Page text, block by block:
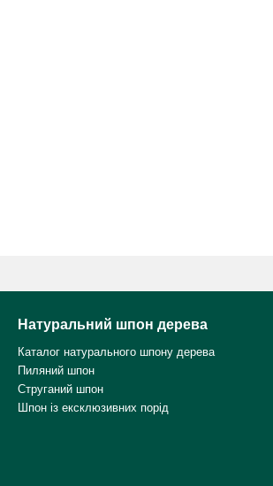
Натуральний шпон дерева
Каталог натурального шпону дерева
Пиляний шпон
Струганий шпон
Шпон із ексклюзивних порід